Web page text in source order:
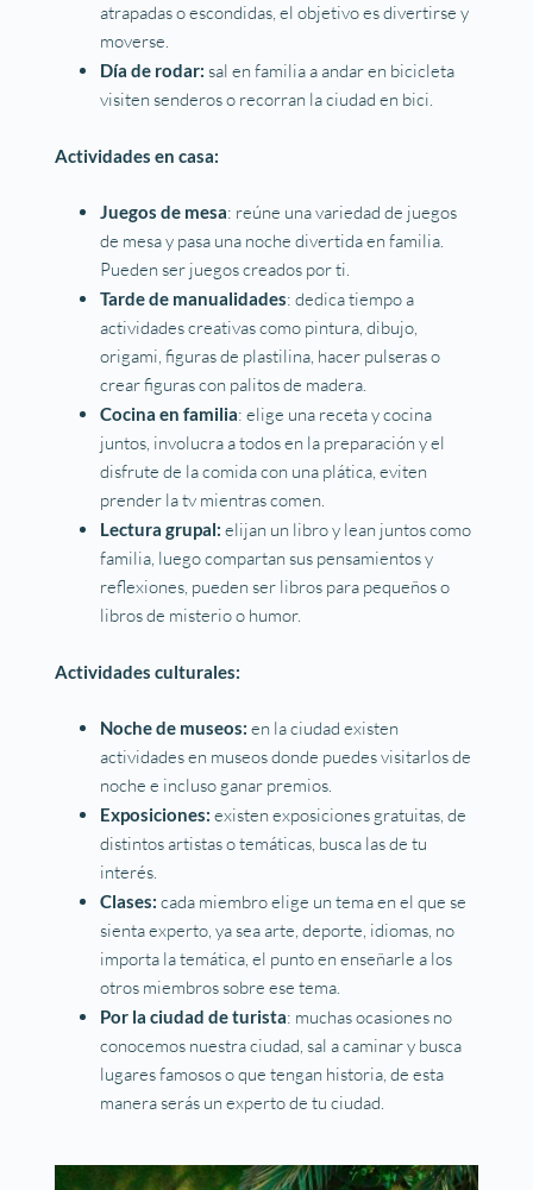
atrapadas o escondidas, el objetivo es divertirse y
moverse.
Día de rodar: sal en familia a andar en bicicleta
visiten senderos o recorran la ciudad en bici.
Actividades en casa:
Juegos de mesa: reúne una variedad de juegos
de mesa y pasa una noche divertida en familia.
Pueden ser juegos creados por ti.
Tarde de manualidades: dedica tiempo a
actividades creativas como pintura, dibujo,
origami, figuras de plastilina, hacer pulseras o
crear figuras con palitos de madera.
Cocina en familia: elige una receta y cocina
juntos, involucra a todos en la preparación y el
disfrute de la comida con una plática, eviten
prender la tv mientras comen.
Lectura grupal: elijan un libro y lean juntos como
familia, luego compartan sus pensamientos y
reflexiones, pueden ser libros para pequeños o
libros de misterio o humor.
Actividades culturales:
Noche de museos: en la ciudad existen
actividades en museos donde puedes visitarlos de
noche e incluso ganar premios.
Exposiciones: existen exposiciones gratuitas, de
distintos artistas o temáticas, busca las de tu
interés.
Clases: cada miembro elige un tema en el que se
sienta experto, ya sea arte, deporte, idiomas, no
importa la temática, el punto en enseñarle a los
otros miembros sobre ese tema.
Por la ciudad de turista: muchas ocasiones no
conocemos nuestra ciudad, sal a caminar y busca
lugares famosos o que tengan historia, de esta
manera serás un experto de tu ciudad.